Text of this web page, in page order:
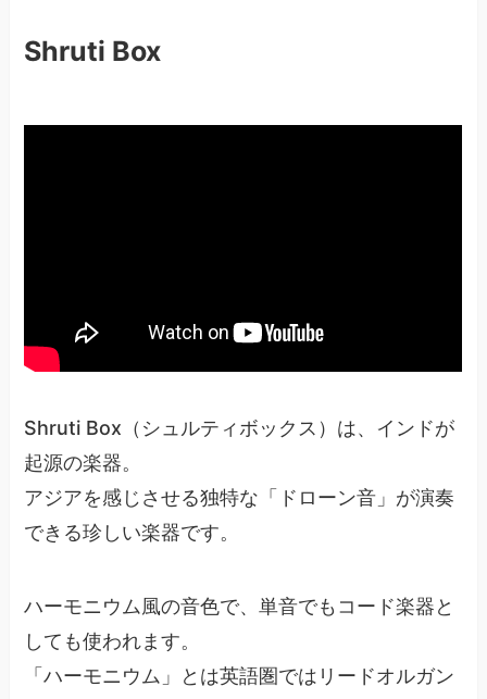
Shruti Box
Shruti Box（シュルティボックス）は、インドが
起源の楽器。
アジアを感じさせる独特な「ドローン音」が演奏
できる珍しい楽器です。
ハーモニウム風の音色で、単音でもコード楽器と
しても使われます。
「ハーモニウム」とは英語圏ではリードオルガン